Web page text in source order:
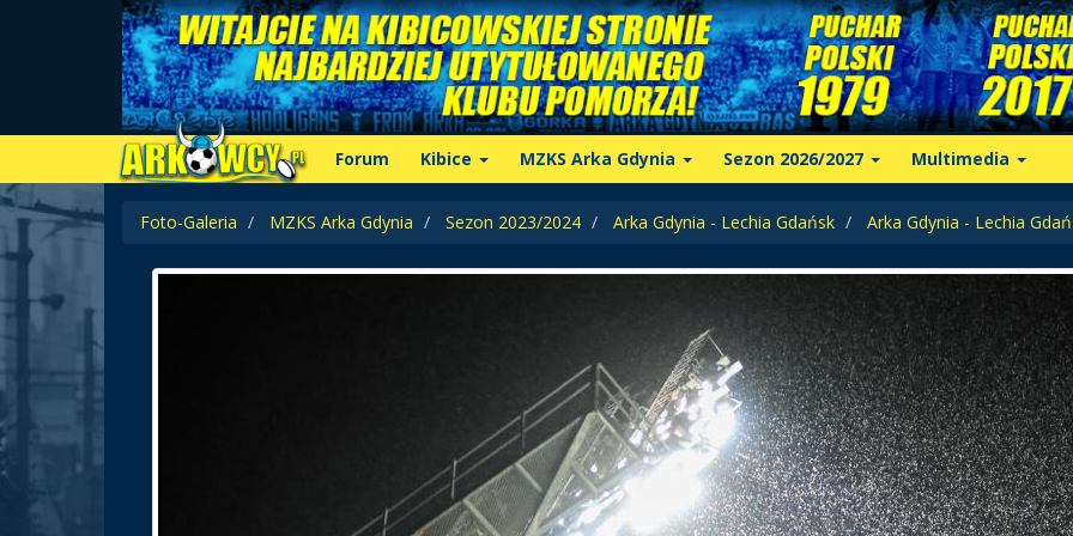
Forum Kibice MZKS Arka Gdynia Sezon 2026/2027 Multimedia
Foto-Galeria MZKS Arka Gdynia Sezon 2023/2024 Arka Gdynia - Lechia Gdańsk Arka Gdynia - Lechia